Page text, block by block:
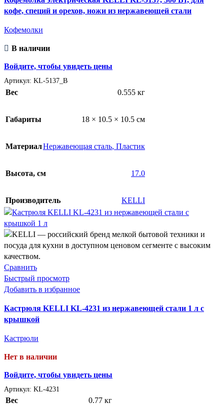
кофе, специй и орехов, ножи из нержавеющей стали
Кофемолки
В наличии
Войдите, чтобы увидеть цены
Артикул: KL-5137_B
Вес 0.555 кг
Габариты 18 × 10.5 × 10.5 см
МатериалНержавеющая сталь, Пластик
Высота, см 17.0
Производитель KELLI
Сравнить
Быстрый просмотр
Добавить в избранное
Кастрюля KELLI KL-4231 из нержавеющей стали 1 л с
крышкой
Кастрюли
Нет в наличии
Войдите, чтобы увидеть цены
Артикул: KL-4231
Вес 0.77 кг